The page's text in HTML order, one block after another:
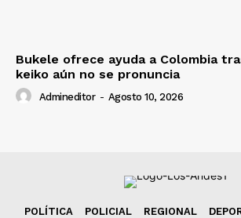
Bukele ofrece ayuda a Colombia
keiko aún no se pronuncia
Admineditor - Agosto 10, 2026
POLÍTICA POLICIAL REGIONAL